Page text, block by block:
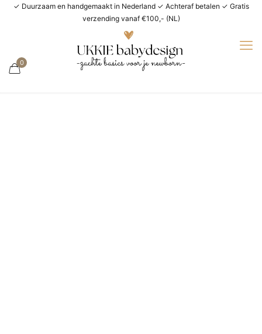
✓ Duurzaam en handgemaakt in Nederland ✓ Achteraf betalen ✓ Gratis
verzending vanaf €100,- (NL)
0